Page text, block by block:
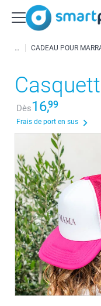
CADEAU POUR
Dès16,99
Frais de port en sus